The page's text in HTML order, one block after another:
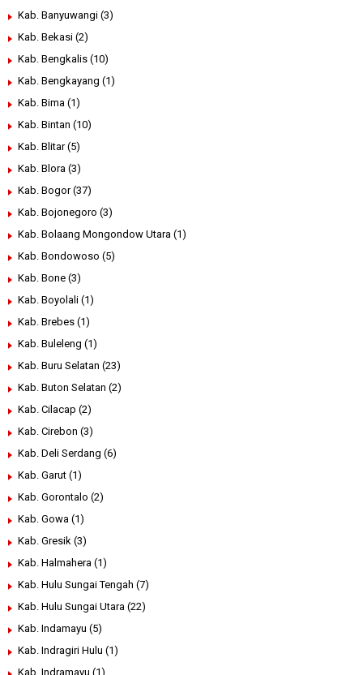
Kab. Banyuwangi (3)
Kab. Bekasi (2)
Kab. Bengkalis (10)
Kab. Bengkayang (1)
Kab. Bima (1)
Kab. Bintan (10)
Kab. Blitar (5)
Kab. Blora (3)
Kab. Bogor (37)
Kab. Bojonegoro (3)
Kab. Bolaang Mongondow Utara (1)
Kab. Bondowoso (5)
Kab. Bone (3)
Kab. Boyolali (1)
Kab. Brebes (1)
Kab. Buleleng (1)
Kab. Buru Selatan (23)
Kab. Buton Selatan (2)
Kab. Cilacap (2)
Kab. Cirebon (3)
Kab. Deli Serdang (6)
Kab. Garut (1)
Kab. Gorontalo (2)
Kab. Gowa (1)
Kab. Gresik (3)
Kab. Halmahera (1)
Kab. Hulu Sungai Tengah (7)
Kab. Hulu Sungai Utara (22)
Kab. Indamayu (5)
Kab. Indragiri Hulu (1)
Kab. Indramayu (1)